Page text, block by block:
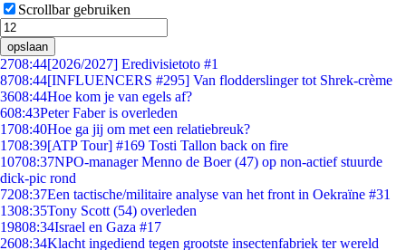
Scrollbar gebruiken
opslaan
2708:44[2026/2027] Eredivisietoto #1
8708:44[INFLUENCERS #295] Van flodderslinger tot Shrek-crème
3608:44Hoe kom je van egels af?
608:43Peter Faber is overleden
1708:40Hoe ga jij om met een relatiebreuk?
1708:39[ATP Tour] #169 Tosti Tallon back on fire
10708:37NPO-manager Menno de Boer (47) op non-actief stuurde
dick-pic rond
7208:37Een tactische/militaire analyse van het front in Oekraïne #31
1308:35Tony Scott (54) overleden
19808:34Israel en Gaza #17
2608:34Klacht ingediend tegen grootste insectenfabriek ter wereld